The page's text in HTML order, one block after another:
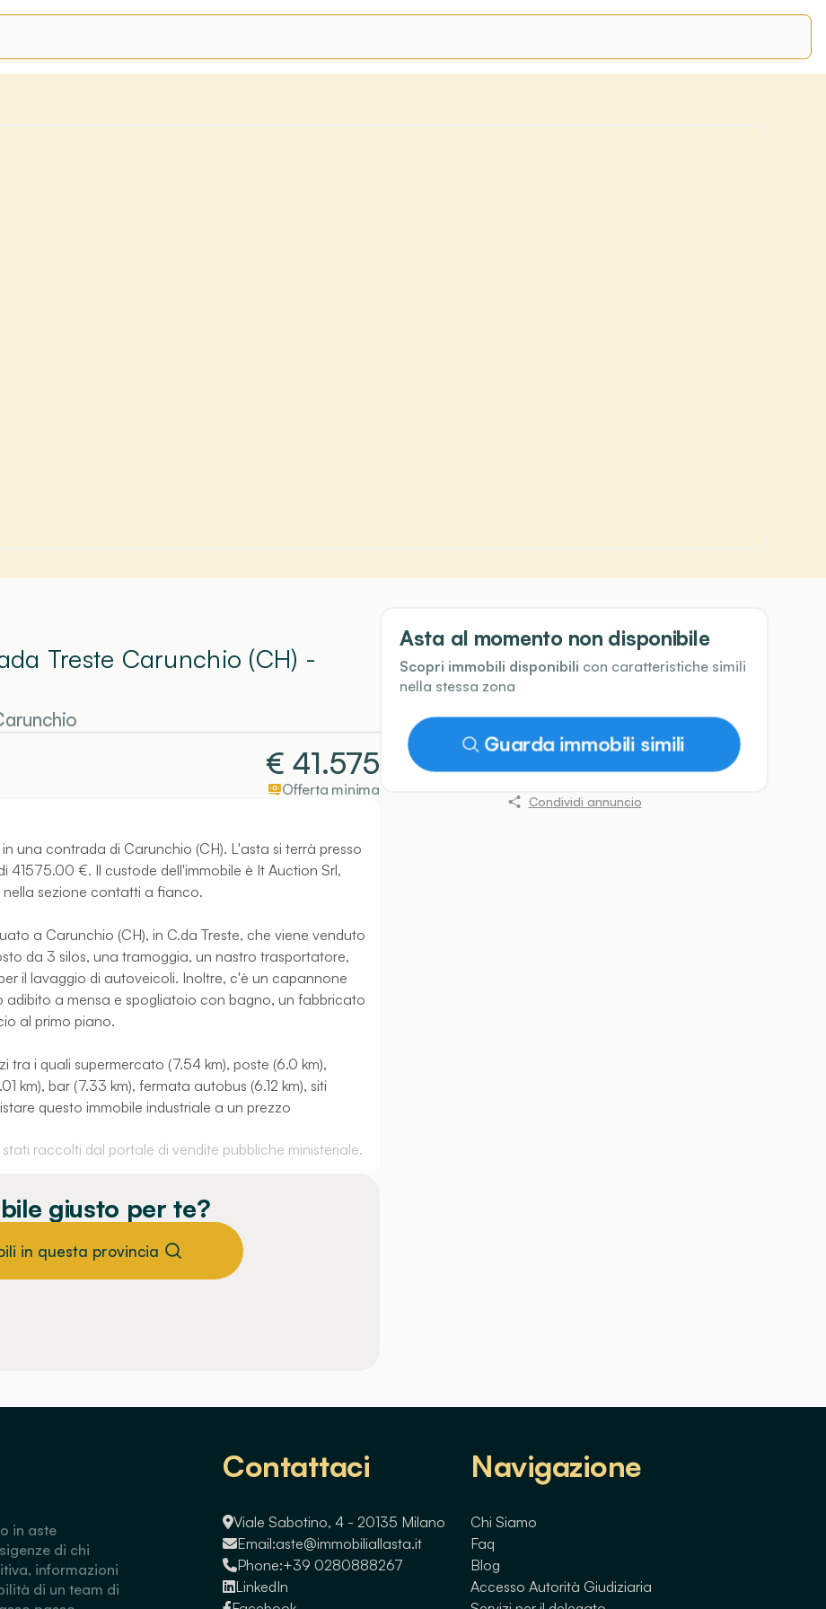
Treste Carunchio (CH) -
€ 41.575
Offerta minima
una contrada di Carunchio (CH). L'asta si terrà presso
41575.00 €. Il custode dell'immobile è It Auction Srl,
sezione contatti a fianco.
a Carunchio (CH), in C.da Treste, che viene venduto
da 3 silos, una tramoggia, un nastro trasportatore,
il lavaggio di autoveicoli. Inoltre, c'è un capannone
a mensa e spogliatoio con bagno, un fabbricato
al primo piano.
i quali supermercato (7.54 km), poste (6.0 km),
km), bar (7.33 km), fermata autobus (6.12 km), siti
questo immobile industriale a un prezzo
raccolti dal portale di vendite pubbliche ministeriale.
giusto per te?
in questa provincia
Asta al momento non disponibile
Scopri immobili disponibili con caratteristiche simili
nella stessa zona
Guarda immobili simili
Condividi annuncio
in aste
di chi
informazioni
di un team di
Contattaci
Viale Sabotino, 4 - 20135 Milano
Email:aste@immobiliallasta.it
Phone:+39 0280888267
LinkedIn
Navigazione
Chi Siamo
Faq
Blog
Accesso Autorità Giudiziaria